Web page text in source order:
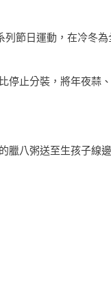
列節日運動，在冷冬為
停止分裝，將年夜蒜、
臘八粥送至生孩子線